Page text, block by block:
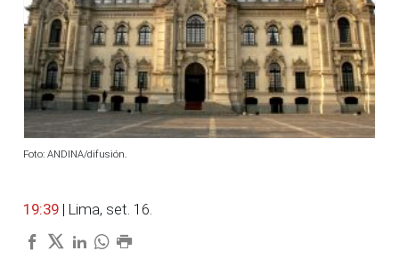
Foto: ANDINA/difusión.
19:39 | Lima, set. 16.